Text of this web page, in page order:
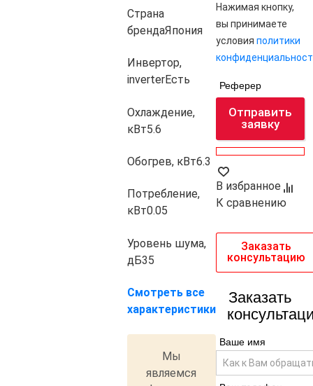
Нажимая кнопку,
вы принимаете
условия политики
Реферер
Отправить
заявку
В избранное
К сравнению
Заказать
консультацию
Заказать
Ваше имя
Страна
брендаЯпония
Инвертор,
inverterЕсть
Охлаждение,
кВт5.6
Обогрев, кВт6.3
Потребление,
кВт0.05
Уровень шума,
дБ35
Смотреть все
характеристики
Мы
являемся